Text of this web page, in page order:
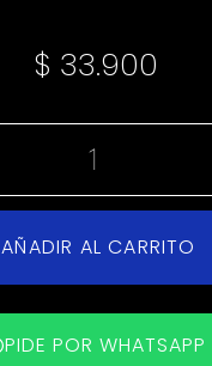
$ 33.900
AÑADIR AL CARRITO
PIDE POR WHATSAPP